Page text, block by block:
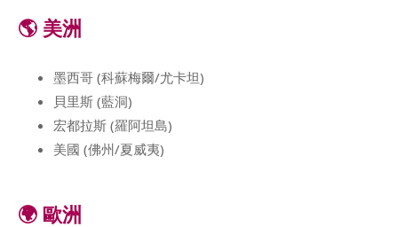
🌎 美洲
墨西哥 (科蘇梅爾/尤卡坦)
貝里斯 (藍洞)
宏都拉斯 (羅阿坦島)
美國 (佛州/夏威夷)
🌍 歐洲